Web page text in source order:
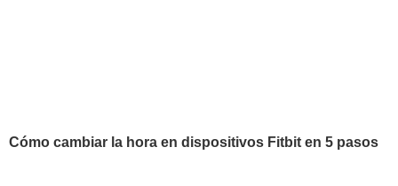
Cómo cambiar la hora en dispositivos Fitbit en 5 pasos